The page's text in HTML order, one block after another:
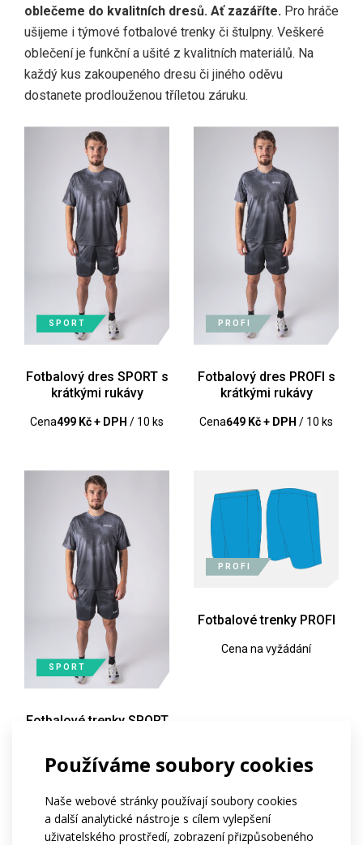
Používáme soubory cookies
Naše webové stránky používají soubory cookies
a další analytické nástroje s cílem vylepšení
uživatelského prostředí, zobrazení přizpůsobeného
oblečeme do kvalitních dresů. Ať zazáříte. Pro hráče
ušijeme i týmové fotbalové trenky či štulpny. Veškeré
oblečení je funkční a ušité z kvalitních materiálů. Na
každý kus zakoupeného dresu či jiného oděvu
dostanete prodlouženou tříletou záruku.
SPORT
Fotbalový dres SPORT s
krátkými rukávy
Cena499 Kč + DPH / 10 ks
PROFI
Fotbalový dres PROFI s
krátkými rukávy
Cena649 Kč + DPH / 10 ks
SPORT
Fotbalové trenky SPORT
PROFI
Fotbalové trenky PROFI
Cena na vyžádání